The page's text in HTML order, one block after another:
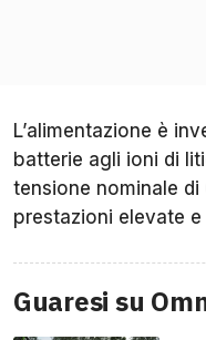
L’alimentazione è
batterie agli ioni di
tensione nominale
prestazioni elevate
Guaresi su